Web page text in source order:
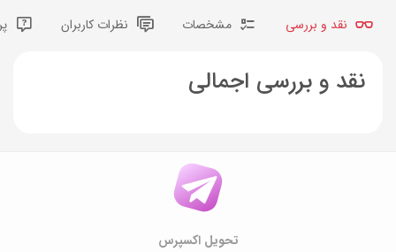
نقد و بررسی مشخصات نظرات کاربران
نقد و بررسی اجمالی
تحویل اکسپرس